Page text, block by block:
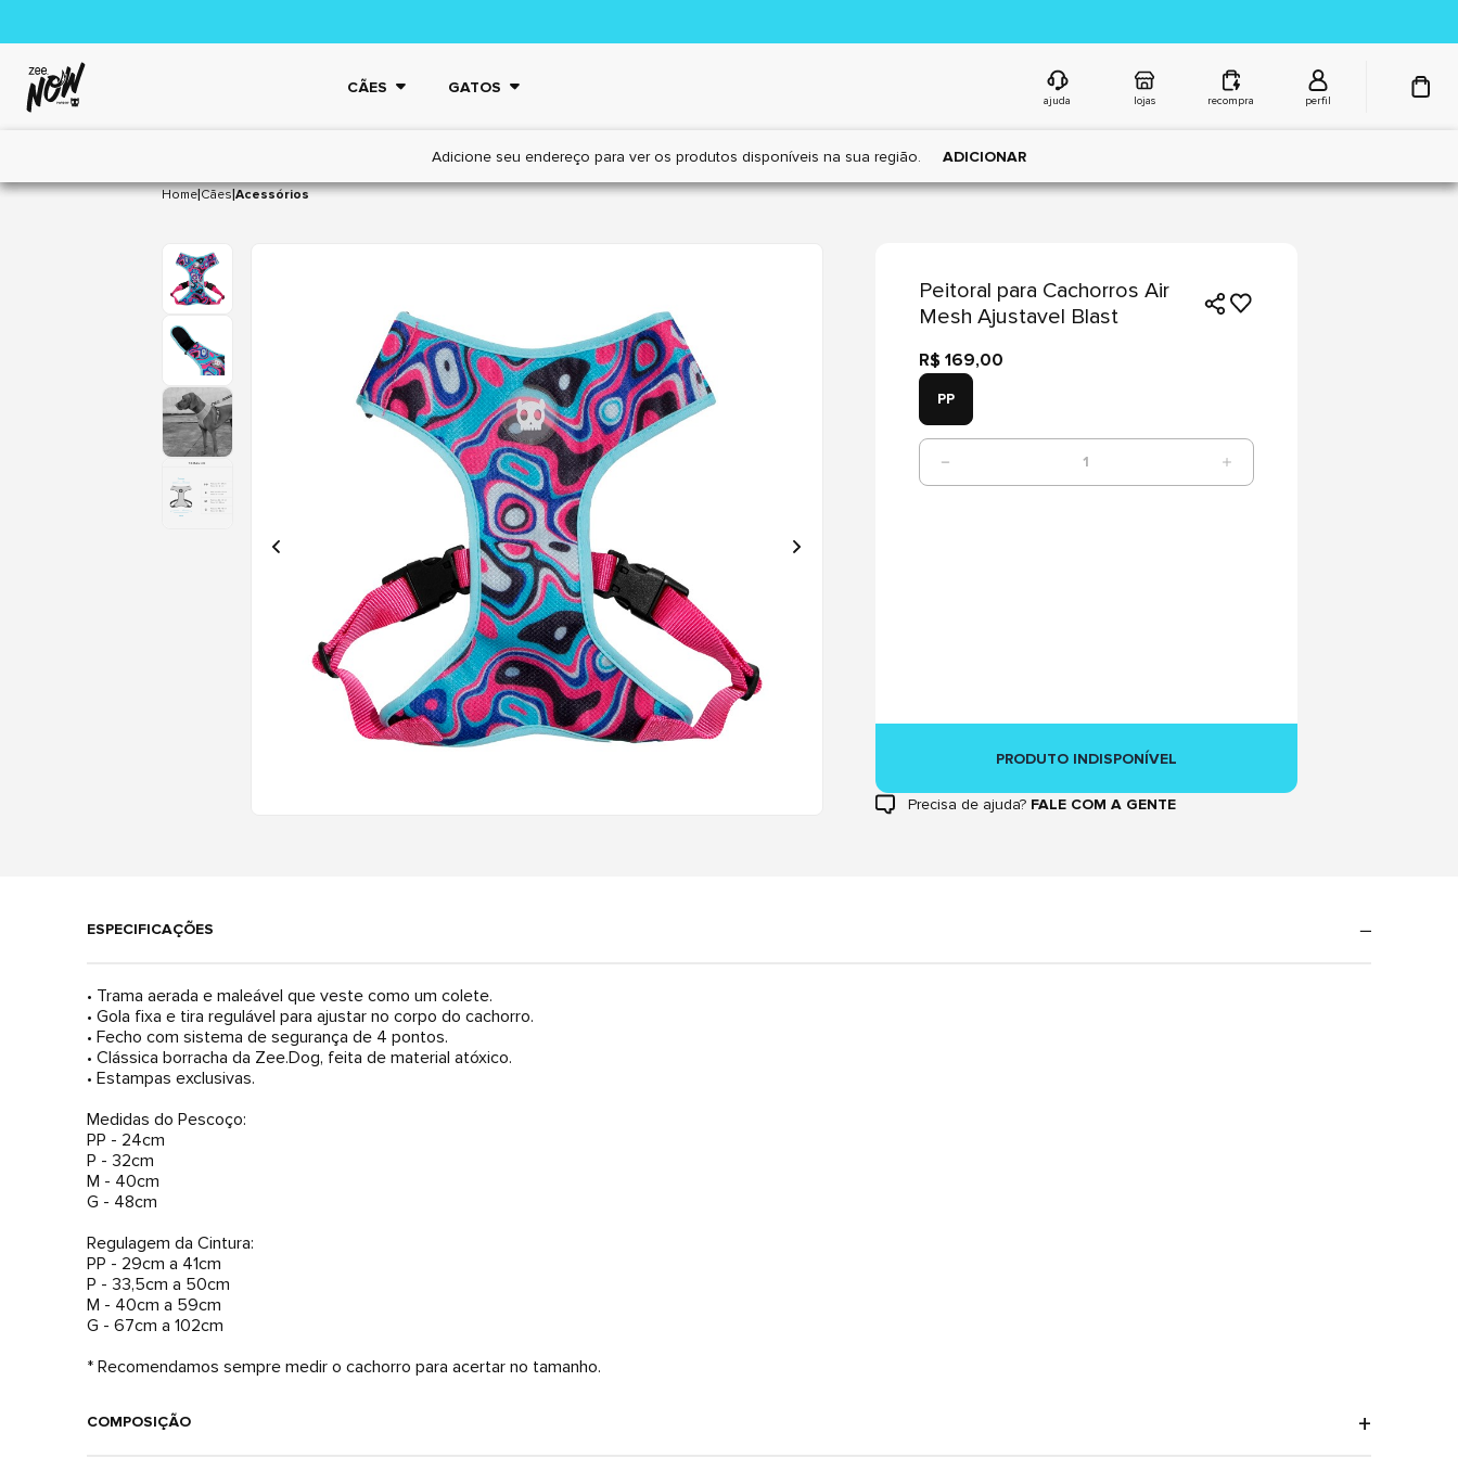
CÃES GATOS
ajuda lojas recompra perfil
Adicione seu endereço para ver os produtos disponíveis na sua região. ADICIONAR
Home|Cães|Acessórios
Peitoral para Cachorros Air
Mesh Ajustavel Blast
R$ 169,00
PP
1
PRODUTO INDISPONÍVEL
Precisa de ajuda? FALE COM A GENTE
ESPECIFICAÇÕES
• Trama aerada e maleável que veste como um colete.
• Gola fixa e tira regulável para ajustar no corpo do cachorro.
• Fecho com sistema de segurança de 4 pontos.
• Clássica borracha da Zee.Dog, feita de material atóxico.
• Estampas exclusivas.
Medidas do Pescoço:
PP - 24cm
P - 32cm
M - 40cm
G - 48cm
Regulagem da Cintura:
PP - 29cm a 41cm
P - 33,5cm a 50cm
M - 40cm a 59cm
G - 67cm a 102cm
* Recomendamos sempre medir o cachorro para acertar no tamanho.
COMPOSIÇÃO